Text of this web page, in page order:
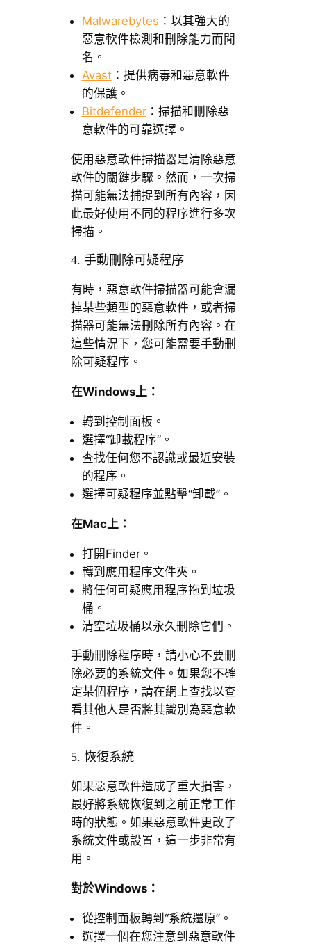
Malwarebytes ：以其強大的
惡意軟件檢測和刪除能力而聞
名。
Avast：提供病毒和惡意軟件
的保護。
Bitdefender：掃描和刪除惡
意軟件的可靠選擇。
使用惡意軟件掃描器是清除惡意
軟件的關鍵步驟。然而，一次掃
描可能無法捕捉到所有內容，因
此最好使用不同的程序進行多次
掃描。
4. 手動刪除可疑程序
有時，惡意軟件掃描器可能會漏
掉某些類型的惡意軟件，或者掃
描器可能無法刪除所有內容。在
這些情況下，您可能需要手動刪
除可疑程序。
在Windows上：
轉到控制面板。
選擇“卸載程序”。
查找任何您不認識或最近安裝
的程序。
選擇可疑程序並點擊“卸載”。
在Mac 上：
打開Finder。
轉到應用程序文件夾。
將任何可疑應用程序拖到垃圾
桶。
清空垃圾桶以永久刪除它們。
手動刪除程序時，請小心不要刪
除必要的系統文件。如果您不確
定某個程序，請在網上查找以查
看其他人是否將其識別為惡意軟
件。
5. 恢復系統
如果惡意軟件造成了重大損害，
最好將系統恢復到之前正常工作
時的狀態。如果惡意軟件更改了
系統文件或設置，這一步非常有
用。
對於Windows：
從控制面板轉到“系統還原”。
選擇一個在您注意到惡意軟件